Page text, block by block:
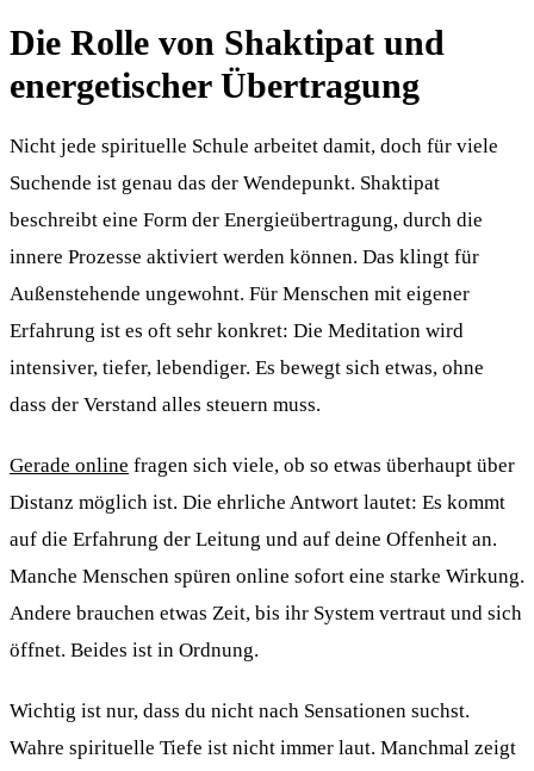
Die Rolle von Shaktipat und
energetischer Übertragung
Nicht jede spirituelle Schule arbeitet damit, doch für viele
Suchende ist genau das der Wendepunkt. Shaktipat
beschreibt eine Form der Energieübertragung, durch die
innere Prozesse aktiviert werden können. Das klingt für
Außenstehende ungewohnt. Für Menschen mit eigener
Erfahrung ist es oft sehr konkret: Die Meditation wird
intensiver, tiefer, lebendiger. Es bewegt sich etwas, ohne
dass der Verstand alles steuern muss.
Gerade online fragen sich viele, ob so etwas überhaupt über
Distanz möglich ist. Die ehrliche Antwort lautet: Es kommt
auf die Erfahrung der Leitung und auf deine Offenheit an.
Manche Menschen spüren online sofort eine starke Wirkung.
Andere brauchen etwas Zeit, bis ihr System vertraut und sich
öffnet. Beides ist in Ordnung.
Wichtig ist nur, dass du nicht nach Sensationen suchst.
Wahre spirituelle Tiefe ist nicht immer laut. Manchmal zeigt